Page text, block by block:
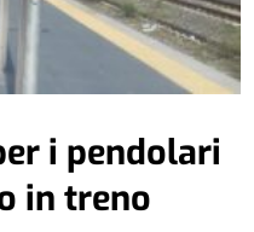
i pendolari
in treno